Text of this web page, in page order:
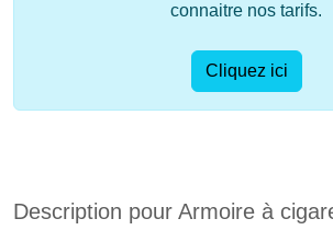
connaitre nos tarifs.
Cliquez ici
Description pour Armoire à